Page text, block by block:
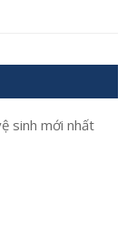
sinh mới nhất